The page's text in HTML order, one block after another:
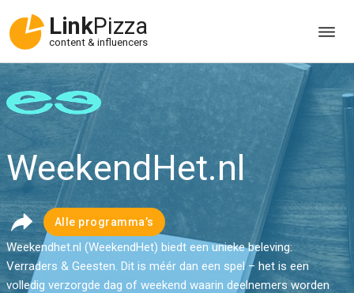
LinkPizza
content & influencers
WeekendHet.nl
Alle programma’s
Weekendhet.nl (WeekendHet) biedt een unieke beleving:
Verraders & Geesten. Dit is méér dan een spel – het is een
volledig verzorgde dag of weekend waarin deelnemers worden